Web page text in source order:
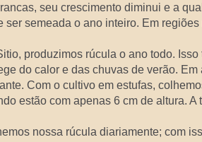
seu crescimento diminui e a
ser semeada o ano inteiro. Em
produzimos rúcula o ano todo.
do calor e das chuvas de verão.
Com o cultivo em estufas,
estão com apenas 6 cm de altura.
nossa rúcula diariamente; com